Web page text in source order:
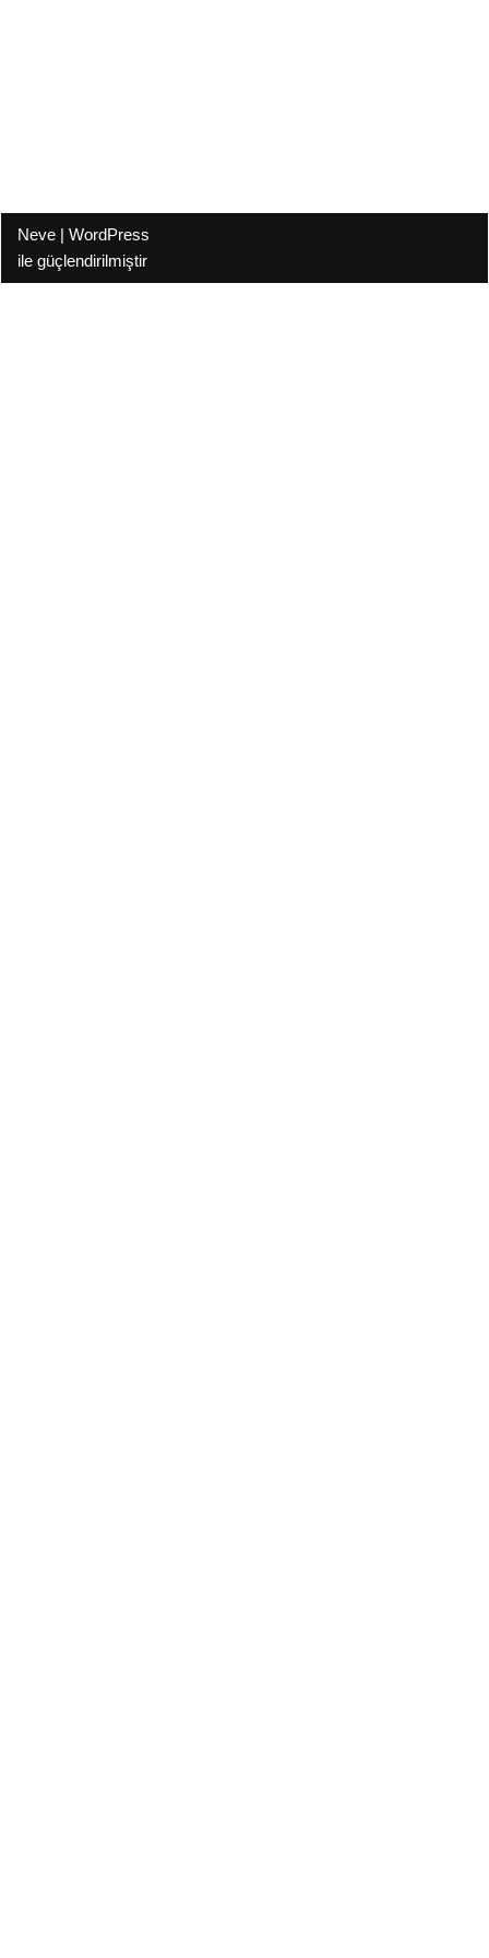
Neve | WordPress
ile güçlendirilmiştir